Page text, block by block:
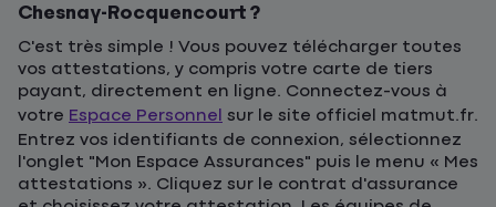
Chesnay-Rocquencourt ?
C'est très simple ! Vous pouvez télécharger toutes
vos attestations, y compris votre carte de tiers
payant, directement en ligne. Connectez-vous à
votre Espace Personnel sur le site officiel matmut.fr.
Entrez vos identifiants de connexion, sélectionnez
l'onglet "Mon Espace Assurances" puis le menu « Mes
attestations ». Cliquez sur le contrat d'assurance